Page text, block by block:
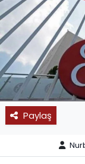
Paylaş
11:11